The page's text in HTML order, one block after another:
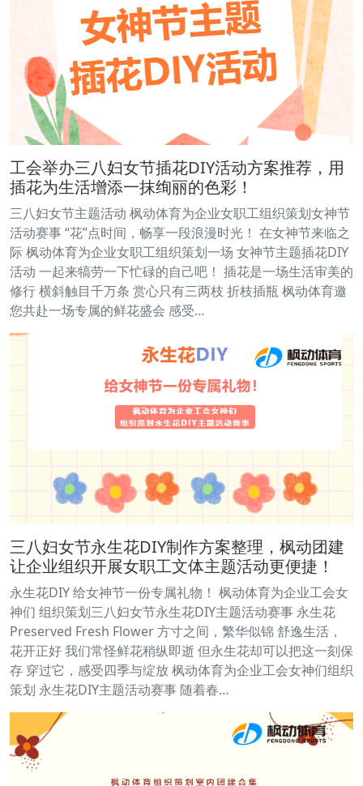
工会举办三八妇女节插花DIY活动方案推荐，用
插花为生活增添一抹绚丽的色彩！
三八妇女节主题活动 枫动体育为企业女职工组织策划女神节
活动赛事 “花”点时间，畅享一段浪漫时光！ 在女神节来临之
际 枫动体育为企业女职工组织策划一场 女神节主题插花DIY
活动 一起来犒劳一下忙碌的自己吧！ 插花是一场生活审美的
修行 横斜触目千万条 赏心只有三两枝 折枝插瓶 枫动体育邀
您共赴一场专属的鲜花盛会 感受…
三八妇女节永生花DIY制作方案整理，枫动团建
让企业组织开展女职工文体主题活动更便捷！
永生花DIY 给女神节一份专属礼物！ 枫动体育为企业工会女
神们 组织策划三八妇女节永生花DIY主题活动赛事 永生花
Preserved Fresh Flower 方寸之间，繁华似锦 舒逸生活，
花开正好 我们常怪鲜花稍纵即逝 但永生花却可以把这一刻保
存 穿过它，感受四季与绽放 枫动体育为企业工会女神们组织
策划 永生花DIY主题活动赛事 随着春…